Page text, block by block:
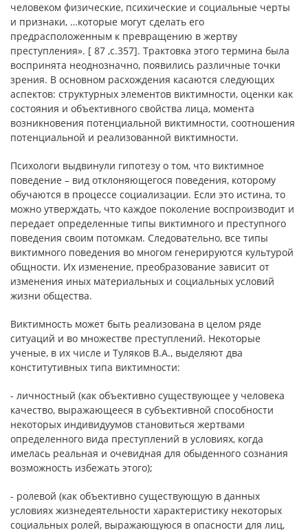
человеком физические, психические и социальные черты
и признаки, …которые могут сделать его
предрасположенным к превращению в жертву
преступления». [ 87 ,c.357]. Трактовка этого термина была
воспринята неоднозначно, появились различные точки
зрения. В основном расхождения касаются следующих
аспектов: структурных элементов виктимности, оценки как
состояния и объективного свойства лица, момента
возникновения потенциальной виктимности, соотношения
потенциальной и реализованной виктимности.
Психологи выдвинули гипотезу о том, что виктимное
поведение – вид отклоняющегося поведения, которому
обучаются в процессе социализации. Если это истина, то
можно утверждать, что каждое поколение воспроизводит и
передает определенные типы виктимного и преступного
поведения своим потомкам. Следовательно, все типы
виктимного поведения во многом генерируются культурой
общности. Их изменение, преобразование зависит от
изменения иных материальных и социальных условий
жизни общества.
Виктимность может быть реализована в целом ряде
ситуаций и во множестве преступлений. Некоторые
ученые, в их числе и Туляков В.А., выделяют два
конститутивных типа виктимности:
- личностный (как объективно существующее у человека
качество, выражающееся в субъективной способности
некоторых индивидуумов становиться жертвами
определенного вида преступлений в условиях, когда
имелась реальная и очевидная для обыденного сознания
возможность избежать этого);
- ролевой (как объективно существующую в данных
условиях жизнедеятельности характеристику некоторых
социальных ролей, выражающуюся в опасности для лиц,